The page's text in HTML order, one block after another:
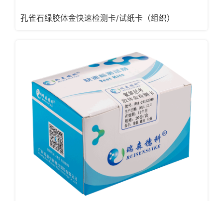
孔雀石绿胶体金快速检测卡/试纸卡（组织）